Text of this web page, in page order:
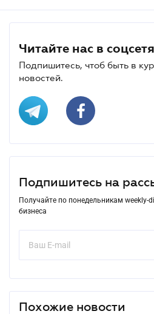
Читайте нас в
Подпишитесь, чтоб быть в
новостей.
Подпишитесь на
Получайте по понедельникам weekly-
бизнеса
Похожие новости